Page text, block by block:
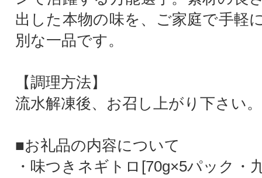
出した本物の味を、ご家庭で手軽
別な一品です。
【調理方法】
流水解凍後、お召し上がり下さい。
■お礼品の内容について
・味つきネギトロ[70g×5パック・